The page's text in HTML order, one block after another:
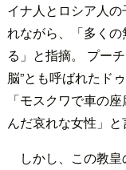
イナ人とロシア人
れながら、「多く
る」と指摘。 プー
脳”とも呼ばれたド
「モスクワで車の
んだ哀れな女性」と
しかし、この教